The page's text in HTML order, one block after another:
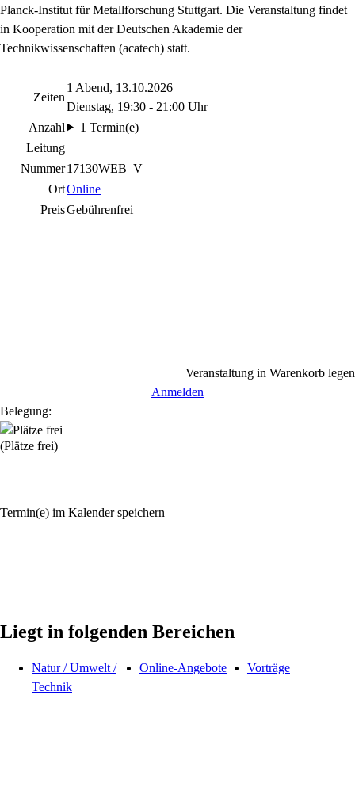
Planck-Institut für Metallforschung Stuttgart. Die Veranstaltung findet
in Kooperation mit der Deutschen Akademie der
Technikwissenschaften (acatech) statt.
Zeiten
1 Abend, 13.10.2026
Dienstag, 19:30 - 21:00 Uhr
Anzahl
1 Termin(e)
Leitung
Nummer17130WEB_V
OrtOnline
PreisGebührenfrei
Veranstaltung in Warenkorb legen
Anmelden
Belegung:
(Plätze frei)
Termin(e) im Kalender speichern
Liegt in folgenden Bereichen
Natur / Umwelt /
Technik
Online-Angebote Vorträge